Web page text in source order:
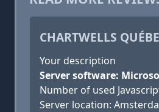
CHARTWELLS
Your description
Server software:
Number of used
Server location: